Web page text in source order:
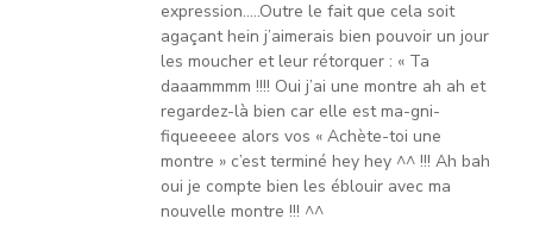
expression…..Outre le fait que cela soit
agaçant hein j’aimerais bien pouvoir un jour
les moucher et leur rétorquer : « Ta
daaammmm !!!! Oui j’ai une montre ah ah et
regardez-là bien car elle est ma-gni-
fiqueeeee alors vos « Achète-toi une
montre » c’est terminé hey hey ^^ !!! Ah bah
oui je compte bien les éblouir avec ma
nouvelle montre !!! ^^